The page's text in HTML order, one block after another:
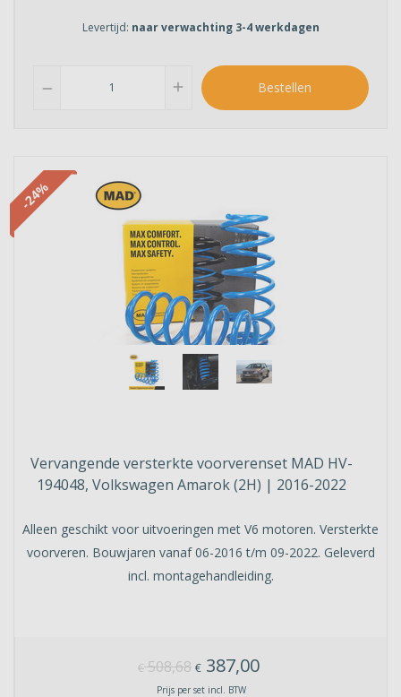
Levertijd: naar verwachting 3-4 werkdagen
remove add Bestellen
-24%
Vervangende versterkte voorverenset MAD HV-
194048, Volkswagen Amarok (2H) | 2016-2022
Alleen geschikt voor uitvoeringen met V6 motoren. Versterkte
voorveren. Bouwjaren vanaf 06-2016 t/m 09-2022. Geleverd
incl. montagehandleiding.
€508,68 € 387,00
Prijs per set incl. BTW